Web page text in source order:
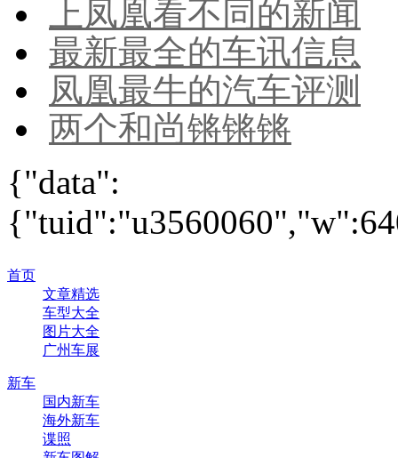
上凤凰看不同的新闻
最新最全的车讯信息
凤凰最牛的汽车评测
两个和尚锵锵锵
{"data":
首页
文章精选
车型大全
图片大全
广州车展
新车
国内新车
海外新车
谍照